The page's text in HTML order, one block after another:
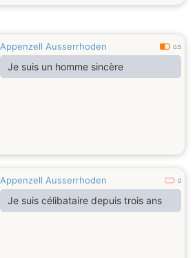
Appenzell Ausserrhoden 0.5
Je suis un homme sincère
Appenzell Ausserrhoden 0
Je suis célibataire depuis trois ans